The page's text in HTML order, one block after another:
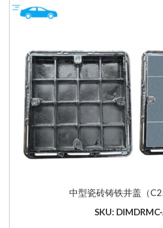
中型瓷砖铸铁井盖（
SKU: